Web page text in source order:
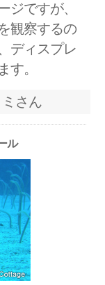
ジですが、
観察するの
ディスプレ
す。
ミさん
ル